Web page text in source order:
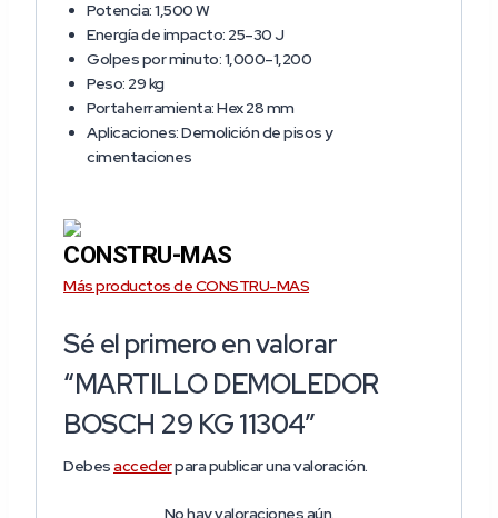
Potencia:1,500 W
Energía de impacto: 25–30 J
Golpes por minuto:1,000–1,200
Peso: 29 kg
Portaherramienta:Hex 28 mm
Aplicaciones:Demolición de pisos y
cimentaciones
CONSTRU-MAS
Más productos de CONSTRU-MAS
No hay valoraciones aún.
Sé el primero en valorar
“MARTILLO DEMOLEDOR
BOSCH 29 KG 11304”
Debesaccederpara publicar una valoración.